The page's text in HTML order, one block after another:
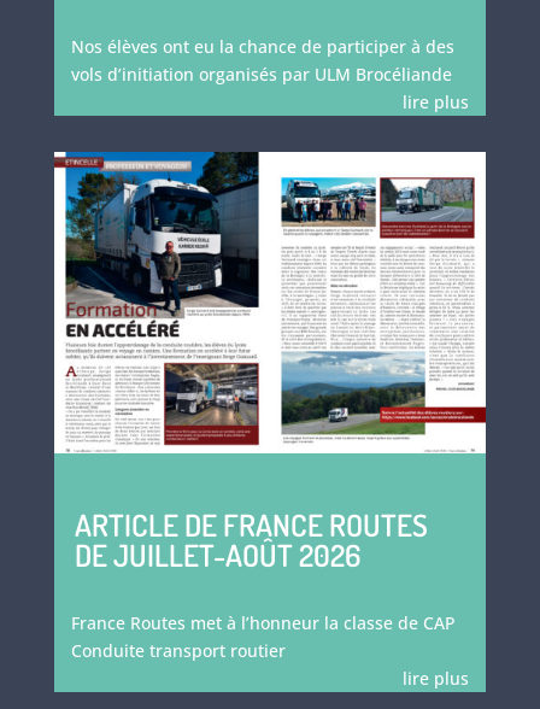
Nos élèves ont eu la chance de participer à des
vols d’initiation organisés par ULM Brocéliande
lire plus
ARTICLE DE FRANCE ROUTES
DE JUILLET-AOÛT 2026
France Routes met à l’honneur la classe de CAP
Conduite transport routier
lire plus